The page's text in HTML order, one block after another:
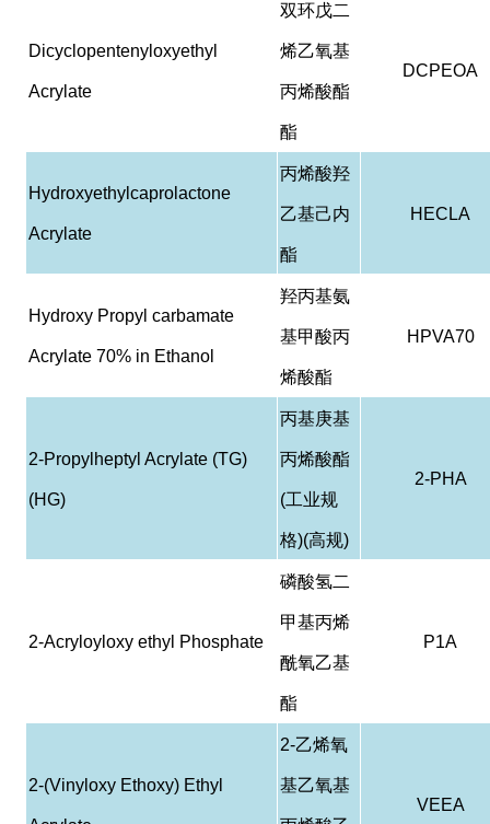
Dicyclopentenyloxyethyl
Acrylate
双环戊二
烯乙氧基
丙烯酸酯
酯
DCPEOA
Hydroxyethylcaprolactone
Acrylate
丙烯酸羟
乙基己内
酯
HECLA
Hydroxy Propyl carbamate
Acrylate 70% in Ethanol
羟丙基氨
基甲酸丙
烯酸酯
HPVA70
2-Propylheptyl Acrylate (TG)
(HG)
丙基庚基
丙烯酸酯
(工业规
格)(高规)
2-PHA
2-Acryloyloxy ethyl Phosphate
磷酸氢二
甲基丙烯
酰氧乙基
酯
P1A
2-(Vinyloxy Ethoxy) Ethyl
2-乙烯氧
基乙氧基
VEEA